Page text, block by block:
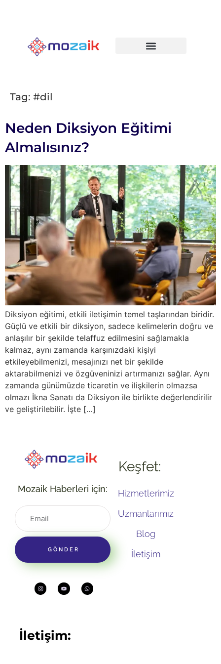
Tag: #dil
Neden Diksiyon Eğitimi
Almalısınız?
Diksiyon eğitimi, etkili iletişimin temel taşlarından biridir.
Güçlü ve etkili bir diksiyon, sadece kelimelerin doğru ve
anlaşılır bir şekilde telaffuz edilmesini sağlamakla
kalmaz, aynı zamanda karşınızdaki kişiyi
etkileyebilmenizi, mesajınızı net bir şekilde
aktarabilmenizi ve özgüveninizi artırmanızı sağlar. Aynı
zamanda günümüzde ticaretin ve ilişkilerin olmazsa
olmazı İkna Sanatı da Diksiyon ile birlikte değerlendirilir
ve geliştirilebilir. İşte […]
Mozaik Haberleri için:
GÖNDER
Keşfet:
Hizmetlerimiz
Uzmanlarımız
Blog
İletişim
İletişim: